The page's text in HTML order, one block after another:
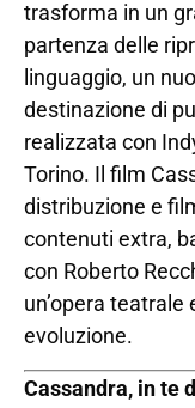
trasforma in un
partenza delle
linguaggio, un
destinazione di
realizzata con
Torino. Il film
distribuzione e
contenuti extra,
con Roberto
un’opera
evoluzione.
Cassandra, in te